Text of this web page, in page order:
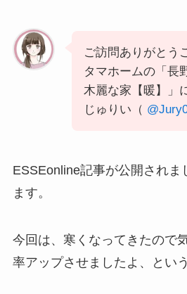
ご訪問ありがとう
タマホームの「長
木麗な家【暖】」
じゅりい（
ESSEonline記事が公開されま
ます。
今回は、寒くなってきたので
率アップさせましたよ、とい